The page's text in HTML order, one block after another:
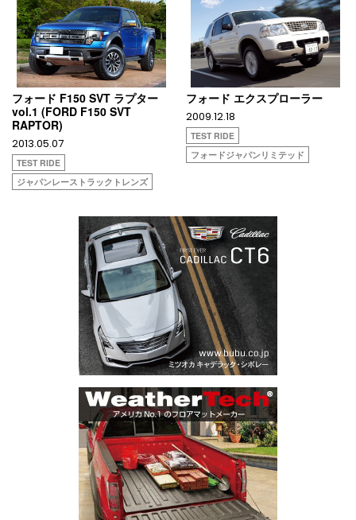
フォード F150 SVT ラプター
vol.1 (FORD F150 SVT
RAPTOR)
2013.05.07
TEST RIDE
ジャパンレーストラックトレンズ
フォード エクスプローラー
2009.12.18
TEST RIDE
フォードジャパンリミテッド